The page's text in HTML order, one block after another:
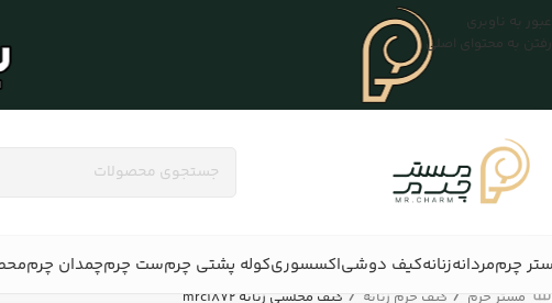
عبور به ناوبری
رفتن به محتوای اصلی
چرممردانهزنانهکیف دوشیاکسسوریکوله پشتی چرمست چرمچمدان چرم
مستر چرم / کیف چرم زنانه / کیف مجلسی زنانه mrc1872